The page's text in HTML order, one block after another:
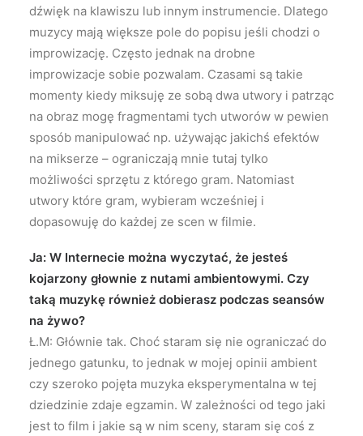
dźwięk na klawiszu lub innym instrumencie. Dlatego
muzycy mają większe pole do popisu jeśli chodzi o
improwizację. Często jednak na drobne
improwizacje sobie pozwalam. Czasami są takie
momenty kiedy miksuję ze sobą dwa utwory i patrząc
na obraz mogę fragmentami tych utworów w pewien
sposób manipulować np. używając jakichś efektów
na mikserze – ograniczają mnie tutaj tylko
możliwości sprzętu z którego gram. Natomiast
utwory które gram, wybieram wcześniej i
dopasowuję do każdej ze scen w filmie.
Ja: W Internecie można wyczytać, że jesteś
kojarzony głownie z nutami ambientowymi. Czy
taką muzykę również dobierasz podczas seansów
na żywo?
Ł.M: Głównie tak. Choć staram się nie ograniczać do
jednego gatunku, to jednak w mojej opinii ambient
czy szeroko pojęta muzyka eksperymentalna w tej
dziedzinie zdaje egzamin. W zależności od tego jaki
jest to film i jakie są w nim sceny, staram się coś z